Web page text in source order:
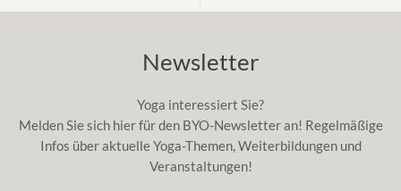
Newsletter
Yoga interessiert Sie?
Melden Sie sich hier für den BYO-Newsletter an! Regelmäßige
Infos über aktuelle Yoga-Themen, Weiterbildungen und
Veranstaltungen!